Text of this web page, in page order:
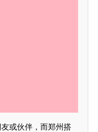
或伙伴，而郑州搭